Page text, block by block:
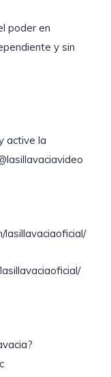
poder en
y sin
active la
lasillavaciaoficial/